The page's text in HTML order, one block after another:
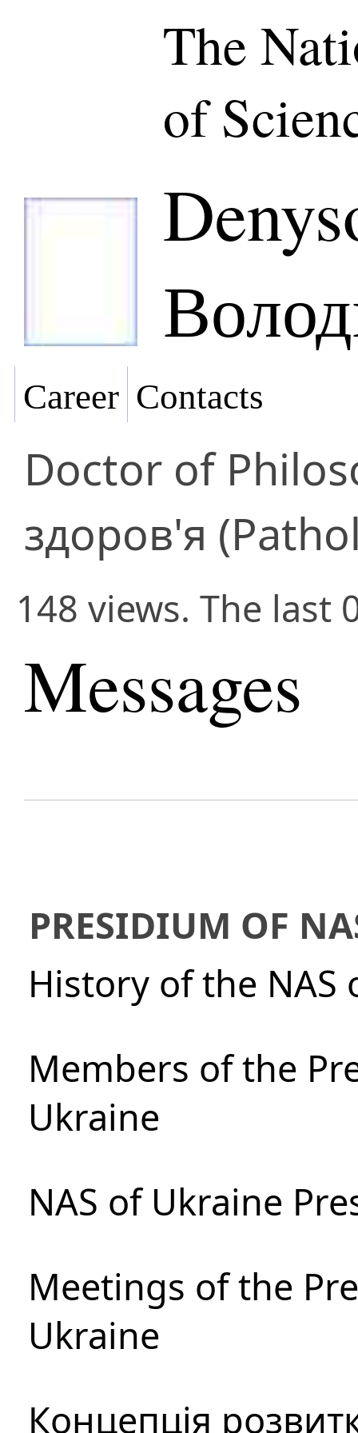
The
of
Career Contacts
Doctor of
здоров'я
148 views. The last
Messages
PRESIDIUM OF
History of the NAS
Members of the
Ukraine
NAS of Ukraine
Meetings of the
Ukraine
Концепція